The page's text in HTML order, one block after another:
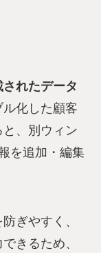
れたデータ
ル化した顧客
、別ウィン
を追加・編集
ぎやすく、
きるため、